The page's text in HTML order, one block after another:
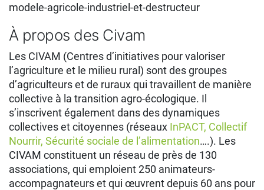
modele-agricole-industriel-et-destructeur
À propos des Civam
Les CIVAM (Centres d’initiatives pour valoriser
l’agriculture et le milieu rural) sont des groupes
d’agriculteurs et de ruraux qui travaillent de manière
collective à la transition agro-écologique. Il
s’inscrivent également dans des dynamiques
collectives et citoyennes (réseaux InPACT, Collectif
Nourrir, Sécurité sociale de l’alimentation….). Les
CIVAM constituent un réseau de près de 130
associations, qui emploient 250 animateurs-
accompagnateurs et qui œuvrent depuis 60 ans pour